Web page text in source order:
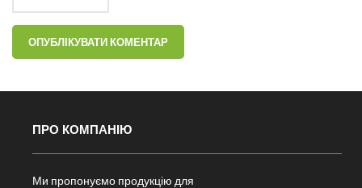
ПРО КОМПАНІЮ
Ми пропонуємо продукцію для